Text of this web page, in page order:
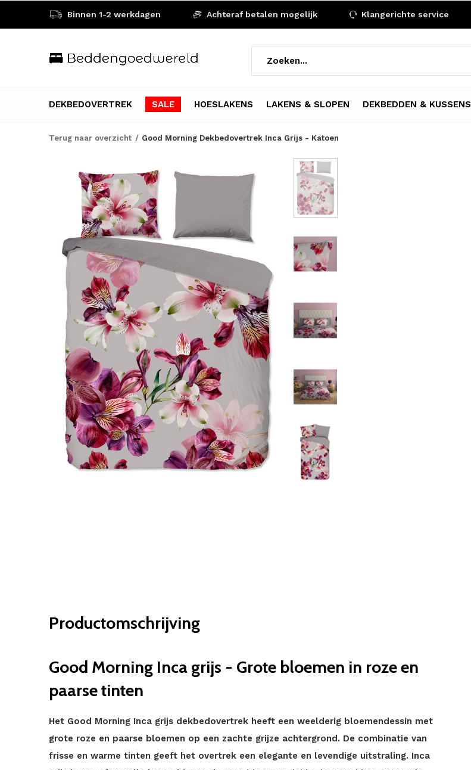
DEKBEDOVERTREK SALE HOESLAKENS LAKENS & SLOPEN DEKBEDDEN & KUSSENS
Binnen 1-2 werkdagen Achteraf betalen mogelijk Klangerichte service
Terug naar overzicht Good Morning Dekbedovertrek Inca Grijs - Katoen
Productomschrijving
Good Morning Inca grijs - Grote bloemen in roze en
paarse tinten
Het Good Morning Inca grijs dekbedovertrek heeft een weelderig bloemendessin met
grote roze en paarse bloemen op een zachte grijze achtergrond. De combinatie van
frisse en warme tinten geeft het overtrek een elegante en levendige uitstraling. Inca